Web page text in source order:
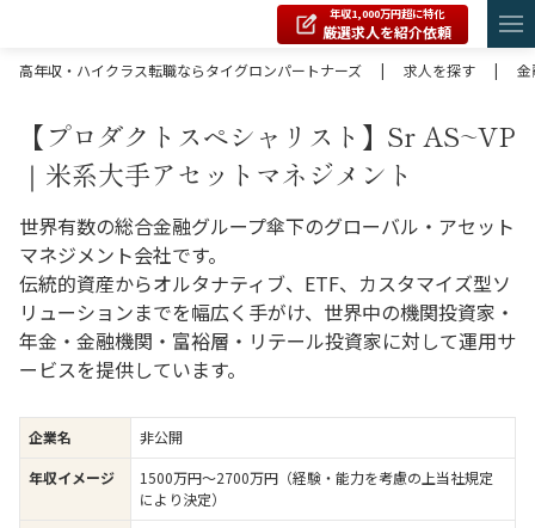
年収1,000万円超に特化
厳選求人を紹介依頼
高年収・ハイクラス転職ならタイグロンパートナーズ
| 求人を探す | 金
【プロダクトスペシャリスト】Sr AS~VP
｜米系大手アセットマネジメント
世界有数の総合金融グループ傘下のグローバル・アセット
マネジメント会社です。
伝統的資産からオルタナティブ、ETF、カスタマイズ型ソ
リューションまでを幅広く手がけ、世界中の機関投資家・
年金・金融機関・富裕層・リテール投資家に対して運用サ
ービスを提供しています。
企業名
非公開
年収イメージ
1500万円〜2700万円（経験・能力を考慮の上当社規定
により決定）